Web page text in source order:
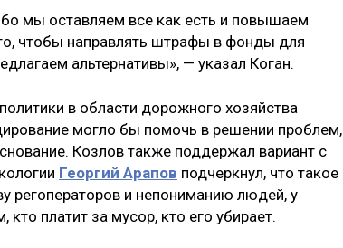
мы оставляем все как есть и повышаем
чтобы направлять штрафы в фонды для
альтернативы», — указал Коган.
в области дорожного хозяйства
могло бы помочь в решении проблем,
Козлов также поддержал вариант с
Георгий Арапов подчеркнул, что такое
регоператоров и непониманию людей, у
платит за мусор, кто его убирает.